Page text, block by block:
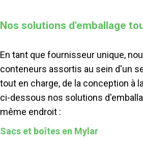
Nos solutions d'emballage
En tant que fournisseur unique,
conteneurs assortis au sein d'un
tout en charge, de la conception à
ci-dessous nos solutions
même endroit :
Sacs et boîtes en Mylar